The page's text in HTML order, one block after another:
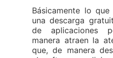
Básicamente lo
una descarga
de aplicaciones
manera atraen la
que, de manera